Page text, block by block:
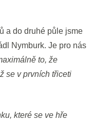
a do druhé půle jsme
Nymburk. Je pro nás
to, že
se v prvních třiceti
které se ve hře